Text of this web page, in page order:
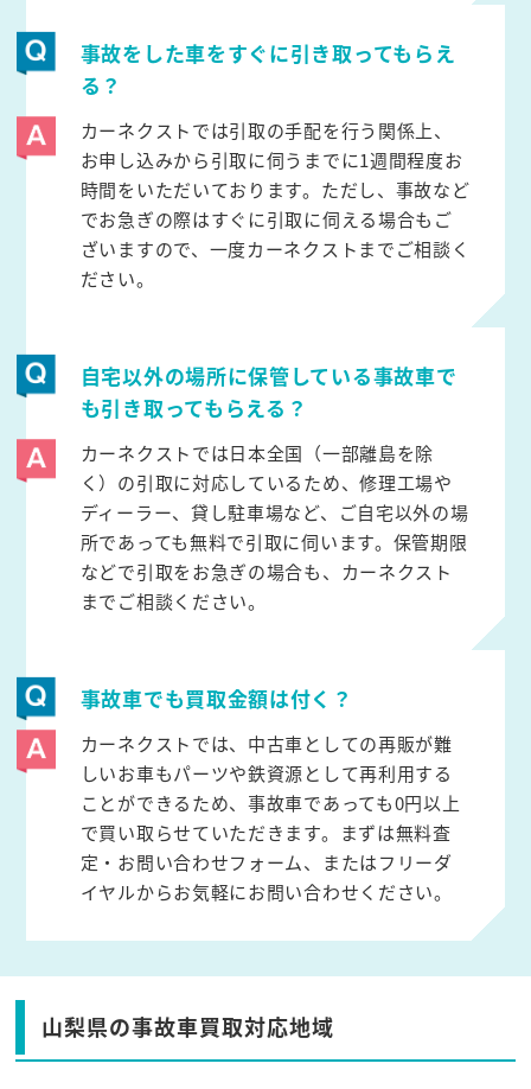
事故をした車をすぐに引き取ってもらえ
る？
カーネクストでは引取の手配を行う関係上、
お申し込みから引取に伺うまでに1週間程度お
時間をいただいております。ただし、事故など
でお急ぎの際はすぐに引取に伺える場合もご
ざいますので、一度カーネクストまでご相談く
ださい。
自宅以外の場所に保管している事故車で
も引き取ってもらえる？
カーネクストでは日本全国（一部離島を除
く）の引取に対応しているため、修理工場や
ディーラー、貸し駐車場など、ご自宅以外の場
所であっても無料で引取に伺います。保管期限
などで引取をお急ぎの場合も、カーネクスト
までご相談ください。
事故車でも買取金額は付く？
カーネクストでは、中古車としての再販が難
しいお車もパーツや鉄資源として再利用する
ことができるため、事故車であっても0円以上
で買い取らせていただきます。まずは無料査
定・お問い合わせフォーム、またはフリーダ
イヤルからお気軽にお問い合わせください。
山梨県の事故車買取対応地域